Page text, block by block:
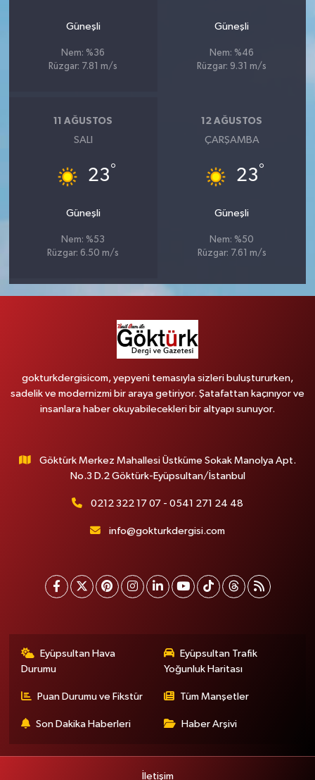
Güneşli
Nem: %36
Rüzgar: 7.81 m/s
Güneşli
Nem: %46
Rüzgar: 9.31 m/s
11 AĞUSTOS
SALI
23°
Güneşli
Nem: %53
Rüzgar: 6.50 m/s
12 AĞUSTOS
ÇARŞAMBA
23°
Güneşli
Nem: %50
Rüzgar: 7.61 m/s
gokturkdergisicom, yepyeni temasıyla sizleri buluştururken,
sadelik ve modernizmi bir araya getiriyor. Şatafattan kaçınıyor ve
insanlara haber okuyabilecekleri bir altyapı sunuyor.
Göktürk Merkez Mahallesi Üstküme Sokak Manolya Apt.
No.3 D.2 Göktürk-Eyüpsultan/İstanbul
0212 322 17 07 - 0541 271 24 48
info@gokturkdergisi.com
Eyüpsultan Hava
Durumu
Eyüpsultan Trafik
Yoğunluk Haritası
Puan Durumu ve Fikstür Tüm Manşetler
Son Dakika Haberleri Haber Arşivi
İletişim